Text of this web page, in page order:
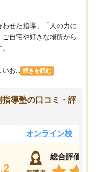
せた指導」「人の力に
自宅や好きな場所から
お... 続きを読む
指導塾の口コミ・評
オンライン校
総合評価